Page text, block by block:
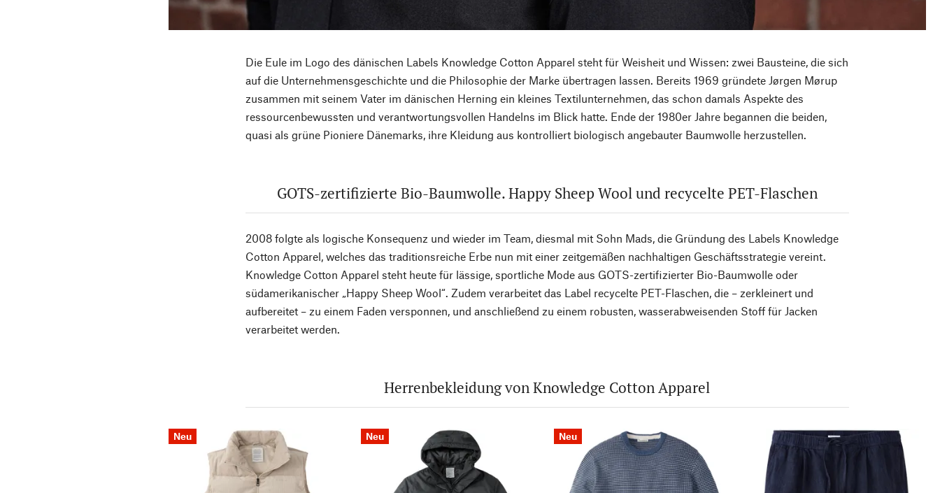
Die Eule im Logo des dänischen Labels Knowledge Cotton Apparel steht für Weisheit und Wissen: zwei Bausteine, die sich
auf die Unternehmensgeschichte und die Philosophie der Marke übertragen lassen. Bereits 1969 gründete Jørgen Mørup
zusammen mit seinem Vater im dänischen Herning ein kleines Textilunternehmen, das schon damals Aspekte des
ressourcenbewussten und verantwortungsvollen Handelns im Blick hatte. Ende der 1980er Jahre begannen die beiden,
quasi als grüne Pioniere Dänemarks, ihre Kleidung aus kontrolliert biologisch angebauter Baumwolle herzustellen.
GOTS-zertifizierte Bio-Baumwolle. Happy Sheep Wool und recycelte PET-Flaschen
2008 folgte als logische Konsequenz und wieder im Team, diesmal mit Sohn Mads, die Gründung des Labels Knowledge
Cotton Apparel, welches das traditionsreiche Erbe nun mit einer zeitgemäßen nachhaltigen Geschäftsstrategie vereint.
Knowledge Cotton Apparel steht heute für lässige, sportliche Mode aus GOTS-zertifizierter Bio-Baumwolle oder
südamerikanischer „Happy Sheep Wool“. Zudem verarbeitet das Label recycelte PET-Flaschen, die – zerkleinert und
aufbereitet – zu einem Faden versponnen, und anschließend zu einem robusten, wasserabweisenden Stoff für Jacken
verarbeitet werden.
Herrenbekleidung von Knowledge Cotton Apparel
Neu Neu Neu